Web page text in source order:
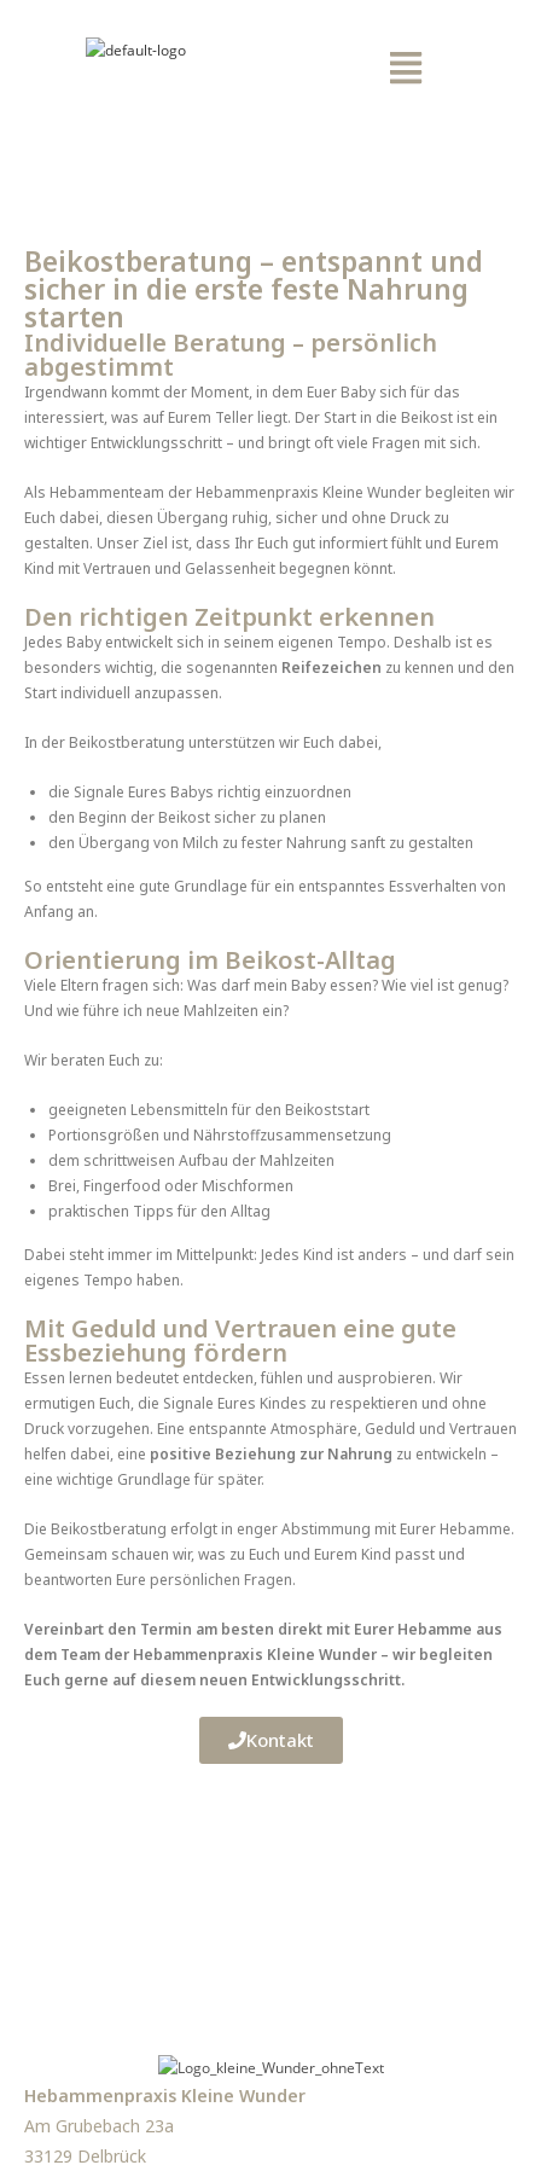
Beikostberatung – entspannt und
sicher in die erste feste Nahrung
starten
Individuelle Beratung – persönlich
abgestimmt
Irgendwann kommt der Moment, in dem Euer Baby sich für das
interessiert, was auf Eurem Teller liegt. Der Start in die Beikost ist ein
wichtiger Entwicklungsschritt – und bringt oft viele Fragen mit sich.
Als Hebammenteam der Hebammenpraxis Kleine Wunder begleiten wir
Euch dabei, diesen Übergang ruhig, sicher und ohne Druck zu
gestalten. Unser Ziel ist, dass Ihr Euch gut informiert fühlt und Eurem
Kind mit Vertrauen und Gelassenheit begegnen könnt.
Den richtigen Zeitpunkt erkennen
Jedes Baby entwickelt sich in seinem eigenen Tempo. Deshalb ist es
besonders wichtig, die sogenannten Reifezeichen zu kennen und den
Start individuell anzupassen.
In der Beikostberatung unterstützen wir Euch dabei,
die Signale Eures Babys richtig einzuordnen
den Beginn der Beikost sicher zu planen
den Übergang von Milch zu fester Nahrung sanft zu gestalten
So entsteht eine gute Grundlage für ein entspanntes Essverhalten von
Anfang an.
Orientierung im Beikost-Alltag
Viele Eltern fragen sich: Was darf mein Baby essen? Wie viel ist genug?
Und wie führe ich neue Mahlzeiten ein?
Wir beraten Euch zu:
geeigneten Lebensmitteln für den Beikoststart
Portionsgrößen und Nährstoffzusammensetzung
dem schrittweisen Aufbau der Mahlzeiten
Brei, Fingerfood oder Mischformen
praktischen Tipps für den Alltag
Dabei steht immer im Mittelpunkt: Jedes Kind ist anders – und darf sein
eigenes Tempo haben.
Mit Geduld und Vertrauen eine gute
Essbeziehung fördern
Essen lernen bedeutet entdecken, fühlen und ausprobieren. Wir
ermutigen Euch, die Signale Eures Kindes zu respektieren und ohne
Druck vorzugehen. Eine entspannte Atmosphäre, Geduld und Vertrauen
helfen dabei, eine positive Beziehung zur Nahrung zu entwickeln –
eine wichtige Grundlage für später.
Die Beikostberatung erfolgt in enger Abstimmung mit Eurer Hebamme.
Gemeinsam schauen wir, was zu Euch und Eurem Kind passt und
beantworten Eure persönlichen Fragen.
Vereinbart den Termin am besten direkt mit Eurer Hebamme aus
dem Team der Hebammenpraxis Kleine Wunder – wir begleiten
Euch gerne auf diesem neuen Entwicklungsschritt.
Kontakt
Hebammenpraxis Kleine Wunder
Am Grubebach 23a
33129 Delbrück